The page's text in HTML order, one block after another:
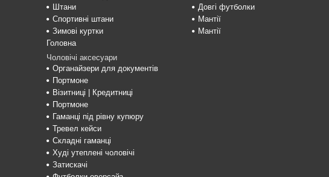
Штани
Спортивні штани
Зимові куртки
Головна
Довгі футболки
Мантії
Мантії
Чоловічі аксесуари
Органайзери для документів
Портмоне
Візитниці | Кредитниці
Портмоне
Гаманці під рівну купюру
Тревел кейси
Складні гаманці
Худі утеплені чоловічі
Затискачі